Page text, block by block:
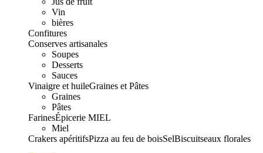
Vin
bières
Confitures
Conserves artisanales
Soupes
Desserts
Sauces
Vinaigre et huileGraines et Pâtes
Graines
Pâtes
FarinesÉpicerie MIEL
Miel
Crakers apéritifsPizza au feu de boisSelBiscuitseaux florales